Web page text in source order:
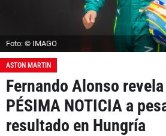
Foto: © IMAGO
ASTON MARTIN
Fernando Alonso
PÉSIMA NOTICIA a
resultado en Hungría